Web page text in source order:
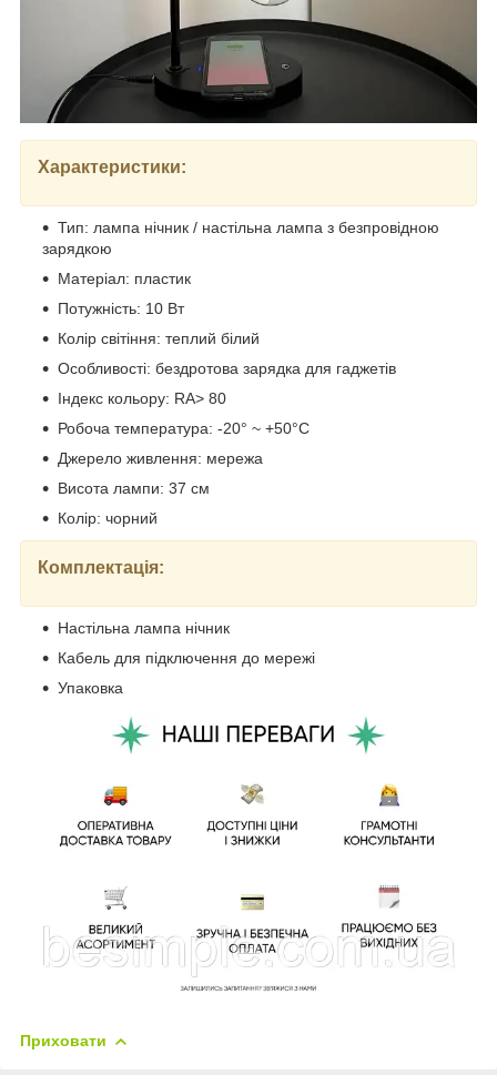
Характеристики:
Тип: лампа нічник / настільна лампа з безпровідною
зарядкою
Матеріал: пластик
Потужність: 10 Вт
Колір світіння: теплий білий
Особливості: бездротова зарядка для гаджетів
Індекс кольору: RA> 80
Робоча температура: -20° ~ +50°C
Джерело живлення: мережа
Висота лампи: 37 см
Колір: чорний
Комплектація:
Настільна лампа нічник
Кабель для підключення до мережі
Упаковка
Приховати